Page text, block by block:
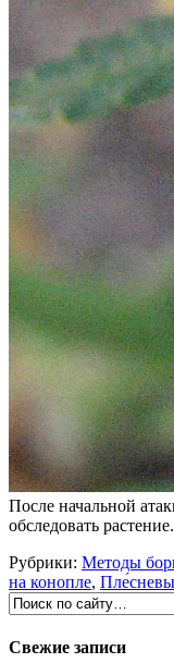
После начальной
обследовать
Рубрики: Методы
на конопле,
Свежие записи